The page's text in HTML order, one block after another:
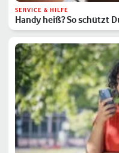
SERVICE & HILFE
Handy heiß? So schützt